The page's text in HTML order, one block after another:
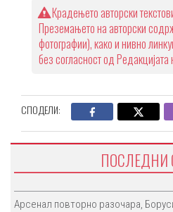
Крадењето авторски
Преземањето на авторски
фотографии), како и нивно
без согласност од
СПОДЕЛИ:
ПОСЛЕДНИ
Арсенал повторно разочара,